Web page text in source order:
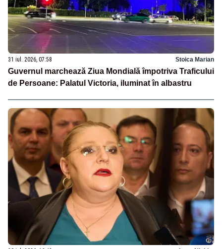
31 iul. 2026, 07:58 Stoica Marian
Guvernul marchează Ziua Mondială împotriva Traficului
de Persoane: Palatul Victoria, iluminat în albastru